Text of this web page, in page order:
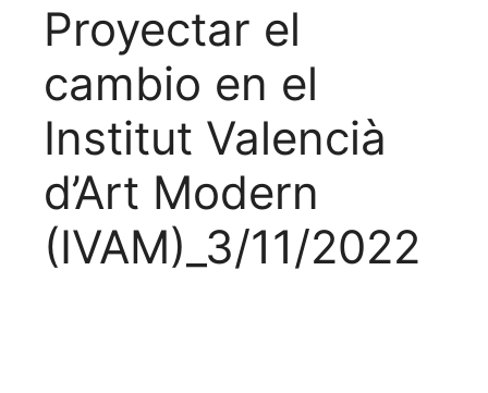
Proyectar el
cambio en el
Institut Valencià
d’Art Modern
(IVAM)_3/11/2022